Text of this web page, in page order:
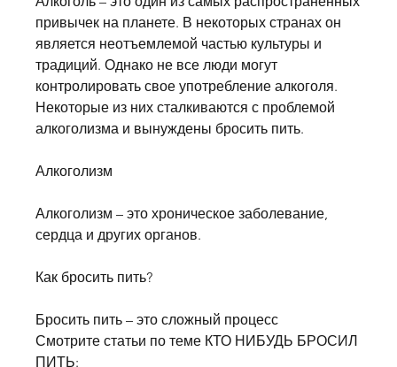
привычек на планете. В некоторых странах он
является неотъемлемой частью культуры и
традиций. Однако не все люди могут
контролировать свое употребление алкоголя.
Некоторые из них сталкиваются с проблемой
алкоголизма и вынуждены бросить пить.
Алкоголизм
Алкоголизм – это хроническое заболевание,
сердца и других органов.
Как бросить пить?
Бросить пить – это сложный процесс
Смотрите статьи по теме КТО НИБУДЬ БРОСИЛ
ПИТЬ: